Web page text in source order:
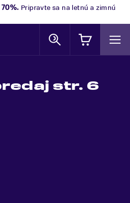
70%. Pripravte sa na letnú a zimnú
str. 6